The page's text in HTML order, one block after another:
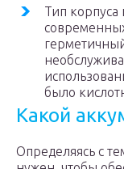
Тип корпуса
было
Какой
Определяясь с